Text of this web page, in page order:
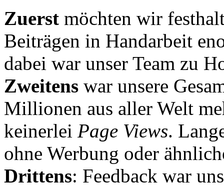
Zuerst möchten wir
Beiträgen in Handarbeit
dabei war unser Team zu
Zweitens war unsere
Millionen aus aller Welt
keinerlei Page Views.
ohne Werbung oder
Drittens: Feedback war